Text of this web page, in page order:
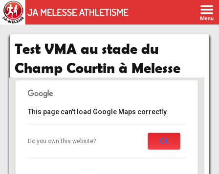
Test VMA au stade du
Champ Courtin à Melesse
Champ Courtin - Melesse
This page can't load Google Maps correctly.
Do you own this website? OK